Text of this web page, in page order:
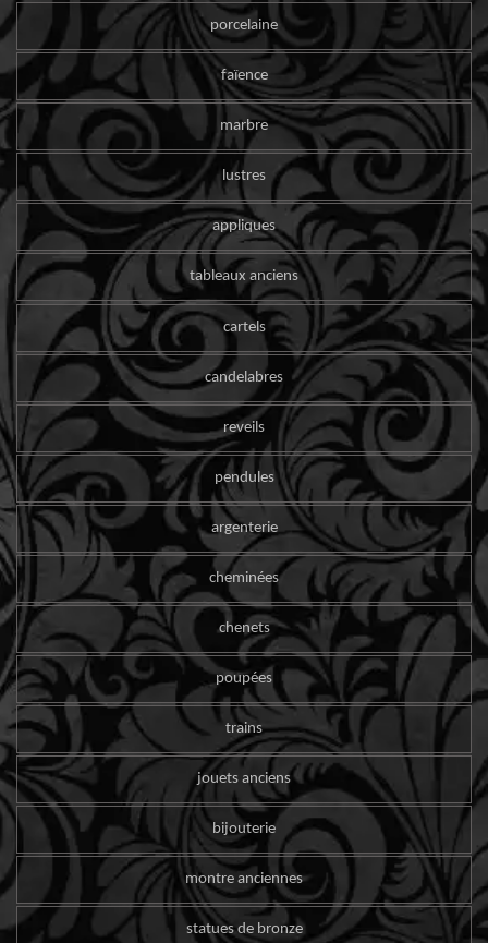
porcelaine
faïence
marbre
lustres
appliques
tableaux anciens
cartels
candelabres
reveils
pendules
argenterie
cheminées
chenets
poupées
trains
jouets anciens
bijouterie
montre anciennes
statues de bronze